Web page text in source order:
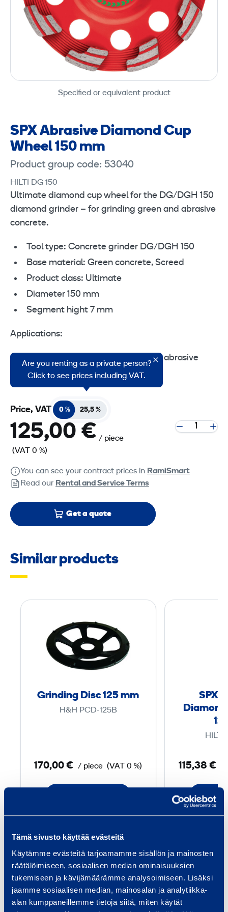
Tämä sivusto käyttää evästeitä
Käytämme evästeitä tarjoamamme sisällön ja mainosten
räätälöimiseen, sosiaalisen median ominaisuuksien
tukemiseen ja kävijämäärämme analysoimiseen. Lisäksi
jaamme sosiaalisen median, mainosalan ja analytiikka-
alan kumppaneillemme tietoja siitä, miten käytät
Specified or equivalent product
SPX Abrasive Diamond Cup
Wheel 150 mm
Product group code: 53040
HILTI DG 150
Ultimate diamond cup wheel for the DG/DGH 150
diamond grinder – for grinding green and abrasive
concrete.
Tool type: Concrete grinder DG/DGH 150
Base material: Green concrete, Screed
Product class: Ultimate
Diameter 150 mm
Segment hight 7 mm
Applications:
Grinding green, young and highly abrasive
concrete
Are you renting as a private person?
Click to see prices including VAT.
Price, VAT 0 % 25,5 %
125,00 € / piece
(VAT 0 %)
You can see your contract prices in RamiSmart
Read our Rental and Service Terms
Get a quote
Similar products
r
n
d
n
1
2
m
Grinding Disc 125 mm
H&H PCD-125B
170,00 € / piece (VAT 0 %)
SPX
HILTI
115,38 €
Services